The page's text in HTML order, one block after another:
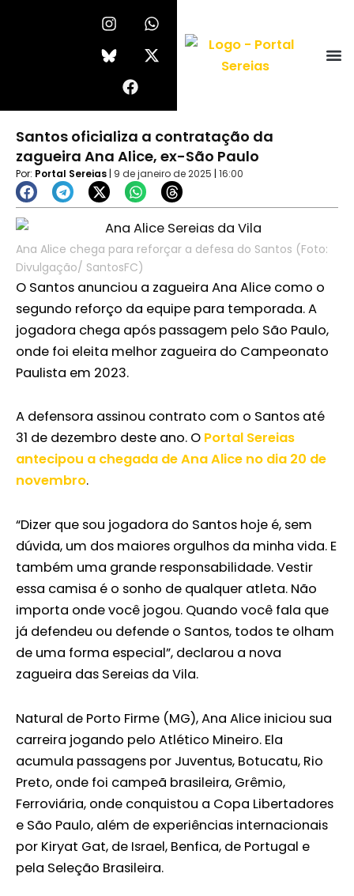
I
n
s
t
r
a
m
W
h
a
t
p
X
-
t
w
t
r
b
o
o
Santos oficializa a contratação da
zagueira Ana Alice, ex-São Paulo
Por: Portal Sereias | 9 de janeiro de 2025 | 16:00
Ana Alice chega para reforçar a defesa do Santos (Foto:
Divulgação/ SantosFC)
O Santos anunciou a zagueira Ana Alice como o
segundo reforço da equipe para temporada. A
jogadora chega após passagem pelo São Paulo,
onde foi eleita melhor zagueira do Campeonato
Paulista em 2023.
A defensora assinou contrato com o Santos até
31 de dezembro deste ano. O Portal Sereias
antecipou a chegada de Ana Alice no dia 20 de
novembro.
“Dizer que sou jogadora do Santos hoje é, sem
dúvida, um dos maiores orgulhos da minha vida. E
também uma grande responsabilidade. Vestir
essa camisa é o sonho de qualquer atleta. Não
importa onde você jogou. Quando você fala que
já defendeu ou defende o Santos, todos te olham
de uma forma especial”, declarou a nova
zagueira das Sereias da Vila.
Natural de Porto Firme (MG), Ana Alice iniciou sua
carreira jogando pelo Atlético Mineiro. Ela
acumula passagens por Juventus, Botucatu, Rio
Preto, onde foi campeã brasileira, Grêmio,
Ferroviária, onde conquistou a Copa Libertadores
e São Paulo, além de experiências internacionais
por Kiryat Gat, de Israel, Benfica, de Portugal e
pela Seleção Brasileira.